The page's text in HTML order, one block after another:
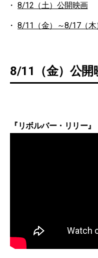
8/12（土）公開映画
8/11（金）～8/17（木
8/11（金）公開
『リボルバー・リリー』